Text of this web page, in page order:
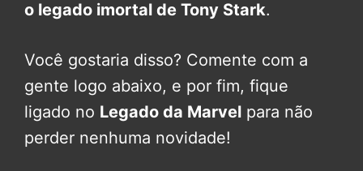
o legado imortal de Tony Stark.
Você gostaria disso? Comente com a
gente logo abaixo, e por fim, fique
ligado no Legado da Marvel para não
perder nenhuma novidade!